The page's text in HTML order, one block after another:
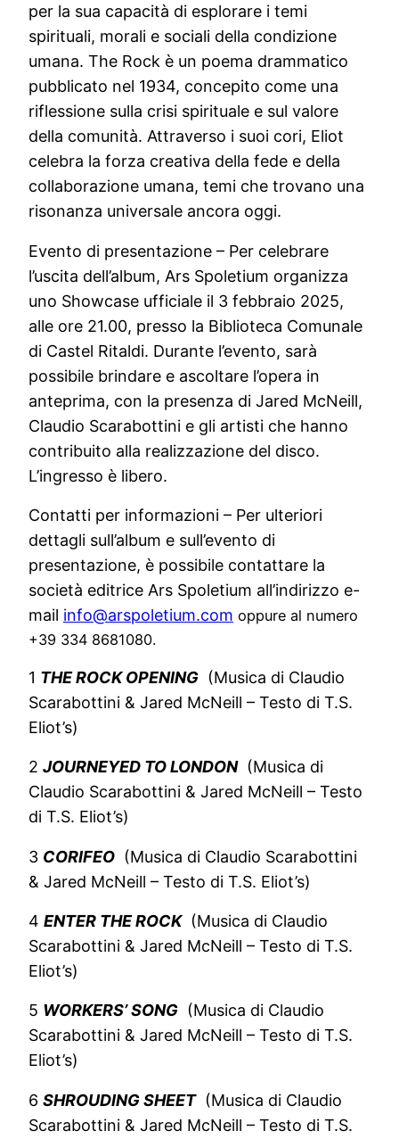
per la sua capacità di esplorare i temi
spirituali, morali e sociali della condizione
umana. The Rock è un poema drammatico
pubblicato nel 1934, concepito come una
riflessione sulla crisi spirituale e sul valore
della comunità. Attraverso i suoi cori, Eliot
celebra la forza creativa della fede e della
collaborazione umana, temi che trovano una
risonanza universale ancora oggi.
Evento di presentazione – Per celebrare
l’uscita dell’album, Ars Spoletium organizza
uno Showcase ufficiale il 3 febbraio 2025,
alle ore 21.00, presso la Biblioteca Comunale
di Castel Ritaldi. Durante l’evento, sarà
possibile brindare e ascoltare l’opera in
anteprima, con la presenza di Jared McNeill,
Claudio Scarabottini e gli artisti che hanno
contribuito alla realizzazione del disco.
L’ingresso è libero.
Contatti per informazioni – Per ulteriori
dettagli sull’album e sull’evento di
presentazione, è possibile contattare la
società editrice Ars Spoletium all’indirizzo e-
mail info@arspoletium.com oppure al numero
+39 334 8681080.
1 THE ROCK OPENING (Musica di Claudio
Scarabottini & Jared McNeill – Testo di T.S.
Eliot’s)
2 JOURNEYED TO LONDON(Musica di
Claudio Scarabottini & Jared McNeill – Testo
di T.S. Eliot’s)
3 CORIFEO (Musica di Claudio Scarabottini
& Jared McNeill – Testo di T.S. Eliot’s)
4 ENTER THE ROCK(Musica di Claudio
Scarabottini & Jared McNeill – Testo di T.S.
Eliot’s)
5 WORKERS’ SONG (Musica di Claudio
Scarabottini & Jared McNeill – Testo di T.S.
Eliot’s)
6 SHROUDING SHEET(Musica di Claudio
Scarabottini & Jared McNeill – Testo di T.S.